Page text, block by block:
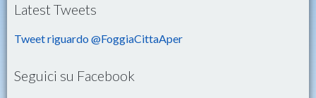
Latest Tweets
Tweet riguardo @FoggiaCittaAper
Seguici su Facebook